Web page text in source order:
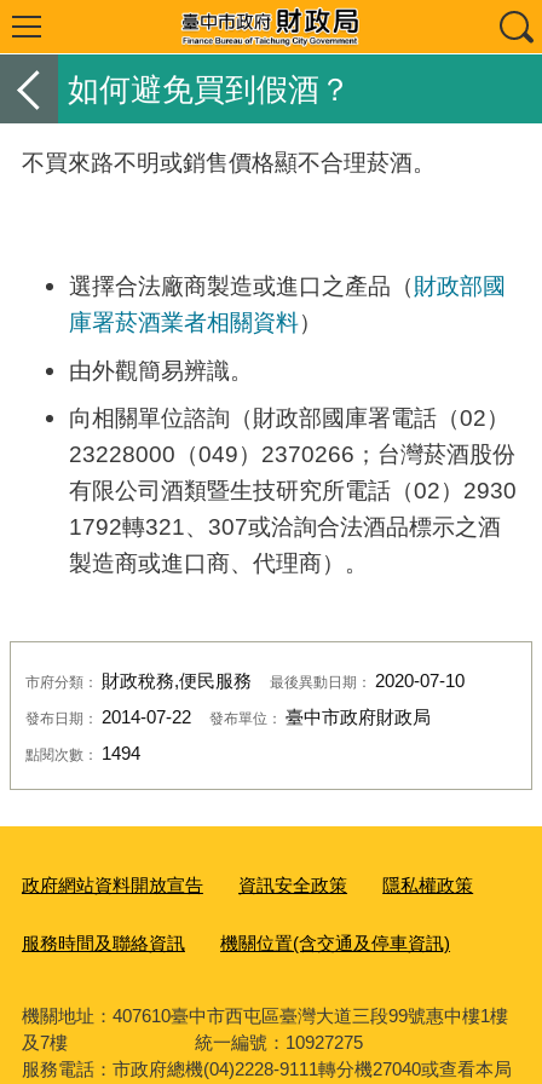
如何避免買到假酒？
不買來路不明或銷售價格顯不合理菸酒。
選擇合法廠商製造或進口之產品（財政部國
庫署菸酒業者相關資料）
由外觀簡易辨識。
向相關單位諮詢（財政部國庫署電話（02）
23228000（049）2370266；台灣菸酒股份
有限公司酒類暨生技研究所電話（02）2930
1792轉321、307或洽詢合法酒品標示之酒
製造商或進口商、代理商）。
市府分類： 財政稅務,便民服務 最後異動日期： 2020-07-10
發布日期： 2014-07-22 發布單位： 臺中市政府財政局
點閱次數： 1494
政府網站資料開放宣告 資訊安全政策 隱私權政策
服務時間及聯絡資訊 機關位置(含交通及停車資訊)
機關地址：407610臺中市西屯區臺灣大道三段99號惠中樓1樓
及7樓 統一編號：10927275
服務電話：市政府總機(04)2228-9111轉分機27040或查看本局